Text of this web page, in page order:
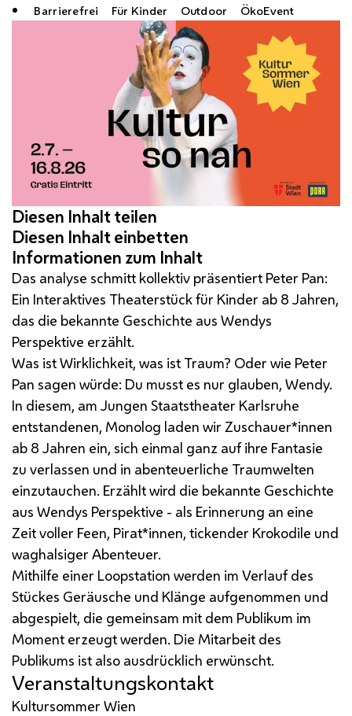
Barrierefrei Für Kinder Outdoor ÖkoEvent
Das analyse schmitt kollektiv präsentiert Peter Pan:
Ein Interaktives Theaterstück für Kinder ab 8 Jahren,
das die bekannte Geschichte aus Wendys
Perspektive erzählt.
Was ist Wirklichkeit, was ist Traum? Oder wie Peter
Pan sagen würde: Du musst es nur glauben, Wendy.
In diesem, am Jungen Staatstheater Karlsruhe
entstandenen, Monolog laden wir Zuschauer*innen
ab 8 Jahren ein, sich einmal ganz auf ihre Fantasie
zu verlassen und in abenteuerliche Traumwelten
einzutauchen. Erzählt wird die bekannte Geschichte
aus Wendys Perspektive - als Erinnerung an eine
Zeit voller Feen, Pirat*innen, tickender Krokodile und
waghalsiger Abenteuer.
Mithilfe einer Loopstation werden im Verlauf des
Stückes Geräusche und Klänge aufgenommen und
abgespielt, die gemeinsam mit dem Publikum im
Moment erzeugt werden. Die Mitarbeit des
Publikums ist also ausdrücklich erwünscht.
Veranstaltungskontakt
Kultursommer Wien